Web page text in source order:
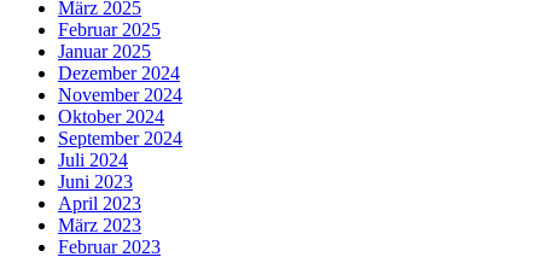
März 2025
Februar 2025
Januar 2025
Dezember 2024
November 2024
Oktober 2024
September 2024
Juli 2024
Juni 2023
April 2023
März 2023
Februar 2023